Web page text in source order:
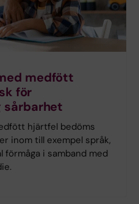
medfött
för
sårbarhet
hjärtfel bedöms
inom till exempel språk,
i samband med